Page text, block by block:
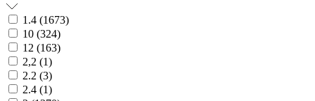
1.4 (1673)
10 (324)
12 (163)
2,2 (1)
2.2 (3)
2.4 (1)